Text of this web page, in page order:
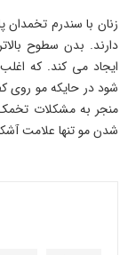
دارند. بدن سطوح
ایجاد می کند. که
منجر به مشکلات
شدن مو تنها علامت